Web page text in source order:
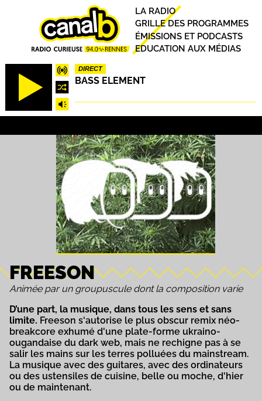
DIRECT
BASS ELEMENT
Principal
LA RADIO
GRILLE DES PROGRAMMES
ÉMISSIONS ET PODCASTS
EDUCATION AUX MÉDIAS
FREESON
Animée par un groupuscule dont la composition varie
D’une part, la musique, dans tous les sens et sans
limite. Freeson s'autorise le plus obscur remix néo-
breakcore exhumé d'une plate-forme ukraino-
ougandaise du dark web, mais ne rechigne pas à se
salir les mains sur les terres polluées du mainstream.
La musique avec des guitares, avec des ordinateurs
ou des ustensiles de cuisine, belle ou moche, d'hier
ou de maintenant.